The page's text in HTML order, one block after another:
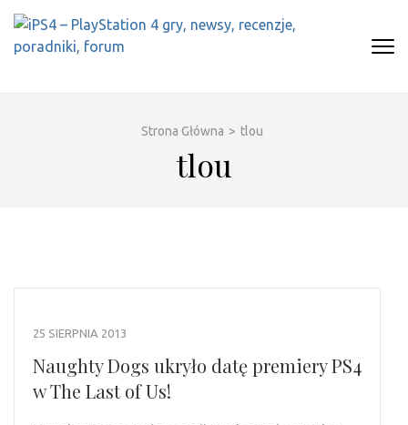
Skip
content
Strona Główna > tlou
tlou
25 SIERPNIA 2013
Naughty Dogs ukryło datę premiery PS4
w The Last of Us!